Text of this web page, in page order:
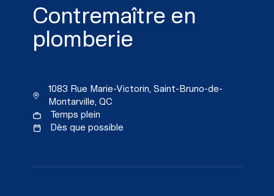
Contremaître en
plomberie
1083 Rue Marie-Victorin, Saint-Bruno-de-
Montarville, QC
Temps plein
Dès que possible